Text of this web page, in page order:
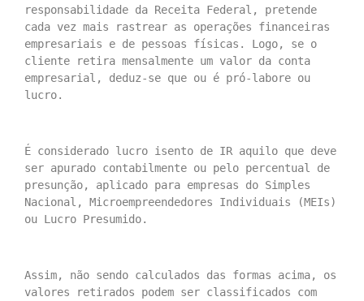
responsabilidade da Receita Federal, pretende
cada vez mais rastrear as operações financeiras
empresariais e de pessoas físicas. Logo, se o
cliente retira mensalmente um valor da conta
empresarial, deduz-se que ou é pró-labore ou
lucro.
É considerado lucro isento de IR aquilo que deve
ser apurado contabilmente ou pelo percentual de
presunção, aplicado para empresas do Simples
Nacional, Microempreendedores Individuais (MEIs)
ou Lucro Presumido.
Assim, não sendo calculados das formas acima, os
valores retirados podem ser classificados com